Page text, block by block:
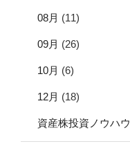
08月 (11)
09月 (26)
10月 (6)
12月 (18)
資産株投資ノウハウ